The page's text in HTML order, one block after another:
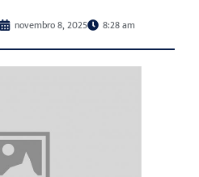
novembro 8, 2025 8:28 am